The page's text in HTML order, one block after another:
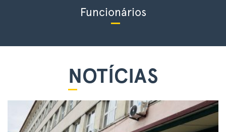
Funcionários
NOTÍCIAS